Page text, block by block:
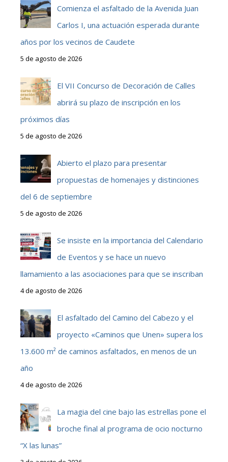
Comienza el asfaltado de la Avenida Juan
Carlos I, una actuación esperada durante
años por los vecinos de Caudete
5 de agosto de 2026
El VII Concurso de Decoración de Calles
abrirá su plazo de inscripción en los
próximos días
5 de agosto de 2026
Abierto el plazo para presentar
propuestas de homenajes y distinciones
del 6 de septiembre
5 de agosto de 2026
Se insiste en la importancia del Calendario
de Eventos y se hace un nuevo
llamamiento a las asociaciones para que se inscriban
4 de agosto de 2026
El asfaltado del Camino del Cabezo y el
proyecto «Caminos que Unen» supera los
13.600 m² de caminos asfaltados, en menos de un
año
4 de agosto de 2026
La magia del cine bajo las estrellas pone el
broche final al programa de ocio nocturno
“X las lunas”